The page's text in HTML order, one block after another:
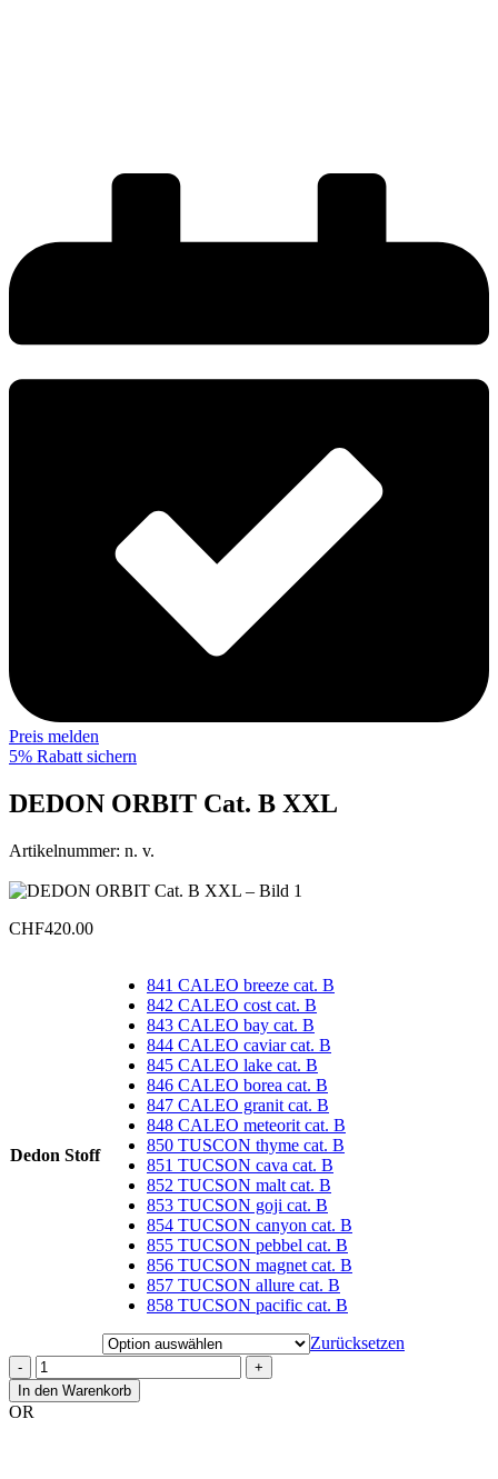
Preis melden
5% Rabatt sichern
DEDON ORBIT Cat. B XXL
Artikelnummer: n. v.
CHF420.00
Dedon Stoff
841 CALEO breeze cat. B
842 CALEO cost cat. B
843 CALEO bay cat. B
844 CALEO caviar cat. B
845 CALEO lake cat. B
846 CALEO borea cat. B
847 CALEO granit cat. B
848 CALEO meteorit cat. B
850 TUSCON thyme cat. B
851 TUCSON cava cat. B
852 TUCSON malt cat. B
853 TUCSON goji cat. B
854 TUCSON canyon cat. B
855 TUCSON pebbel cat. B
856 TUCSON magnet cat. B
857 TUCSON allure cat. B
858 TUCSON pacific cat. B
Zurücksetzen
-
+
In den Warenkorb
OR